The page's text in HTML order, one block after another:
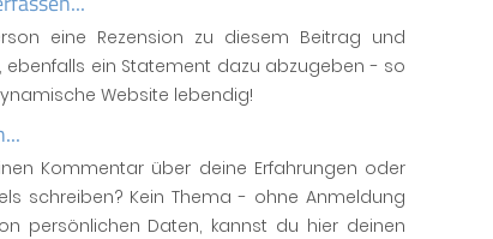
eine Rezension zu diesem Beitrag und
ebenfalls ein Statement dazu abzugeben - so
Website lebendig!
Kommentar über deine Erfahrungen oder
schreiben? Kein Thema - ohne Anmeldung
persönlichen Daten, kannst du hier deinen